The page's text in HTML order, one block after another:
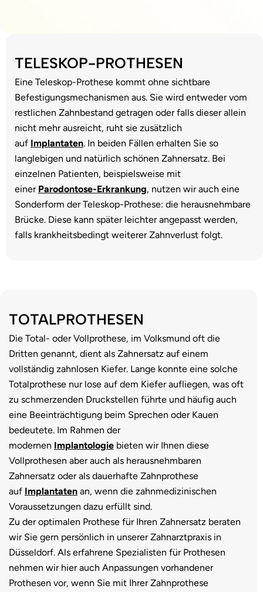
TELESKOP-PROTHESEN
Eine Teleskop-Prothese kommt ohne sichtbare
Befestigungsmechanismen aus. Sie wird entweder vom
restlichen Zahnbestand getragen oder falls dieser allein
nicht mehr ausreicht, ruht sie zusätzlich
auf Implantaten. In beiden Fällen erhalten Sie so
langlebigen und natürlich schönen Zahnersatz. Bei
einzelnen Patienten, beispielsweise mit
einer Parodontose-Erkrankung, nutzen wir auch eine
Sonderform der Teleskop-Prothese: die herausnehmbare
Brücke. Diese kann später leichter angepasst werden,
falls krankheitsbedingt weiterer Zahnverlust folgt.
TOTALPROTHESEN
Die Total- oder Vollprothese, im Volksmund oft die
Dritten genannt, dient als Zahnersatz auf einem
vollständig zahnlosen Kiefer. Lange konnte eine solche
Totalprothese nur lose auf dem Kiefer aufliegen, was oft
zu schmerzenden Druckstellen führte und häufig auch
eine Beeinträchtigung beim Sprechen oder Kauen
bedeutete. Im Rahmen der
modernen Implantologie bieten wir Ihnen diese
Vollprothesen aber auch als herausnehmbaren
Zahnersatz oder als dauerhafte Zahnprothese
auf Implantaten an, wenn die zahnmedizinischen
Voraussetzungen dazu erfüllt sind.
Zu der optimalen Prothese für Ihren Zahnersatz beraten
wir Sie gern persönlich in unserer Zahnarztpraxis in
Düsseldorf. Als erfahrene Spezialisten für Prothesen
nehmen wir hier auch Anpassungen vorhandener
Prothesen vor, wenn Sie mit Ihrer Zahnprothese